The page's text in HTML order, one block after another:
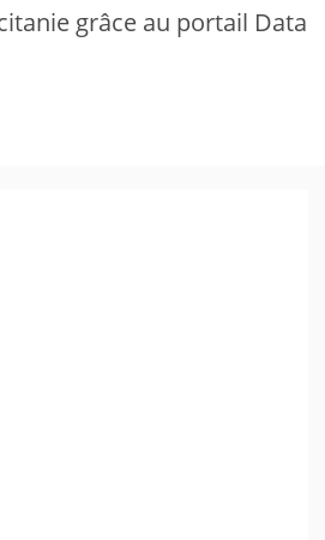
grâce au portail Data